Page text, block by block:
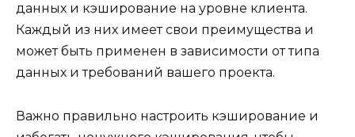
данных и кэширование на уровне клиента.
Каждый из них имеет свои преимущества и
может быть применен в зависимости от типа
данных и требований вашего проекта.
Важно правильно настроить кэширование и